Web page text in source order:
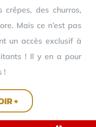
crêpes, des churros,
Mais ce n’est pas
un accès exclusif à
! Il y en a pour
!
+